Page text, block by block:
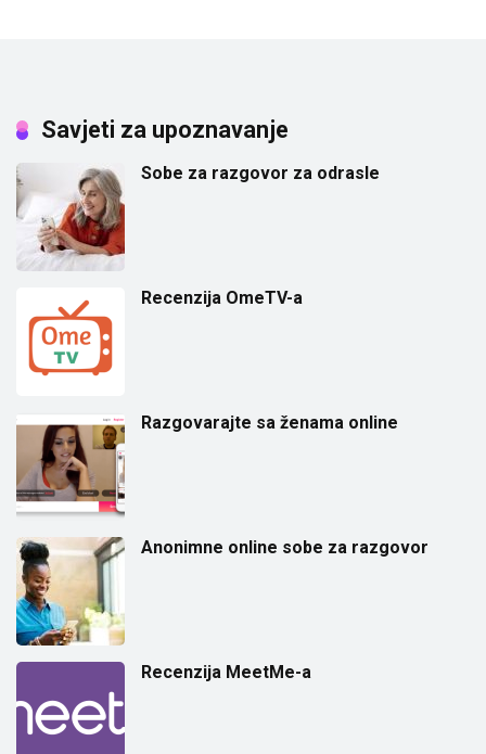
Savjeti za upoznavanje
Sobe za razgovor za odrasle
Recenzija OmeTV-a
Razgovarajte sa ženama online
Anonimne online sobe za razgovor
Recenzija MeetMe-a